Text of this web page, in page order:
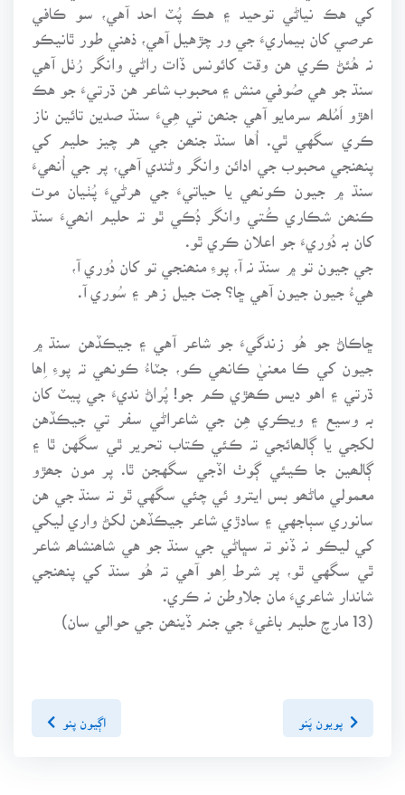
کي هڪ نياڻي توحيد ۽ هڪ پُٽ احد آهي، سو ڪافي
عرصي کان بيماريءَ جي ور چڙهيل آهي، ذهني طور ٿانيڪو
نہ هُئڻ ڪري هن وقت کائونس ڏات راڻي وانگر رُٺل آهي
سنڌ جو هي صُوفي منش ۽ محبوب شاعر هن ڌرتيءَ جو هڪ
اهڙو اَمُلھہ سرمايو آهي جنھن تي هِيءَ سنڌ صدين تائين ناز
ڪري سگهي ٿي. اُها سنڌ جنھن جي هر چيز حليم کي
پنھنجي محبوب جي ادائن وانگر وڻندي آهي، پر جي اُنھيءَ
سنڌ ۾ جيون ڪونھي يا حياتيءَ جي هرڻيءَ پُٺيان موت
ڪنھن شڪاري ڪُتي وانگر ڊُڪي ٿو تہ حليم انھيءَ سنڌ
کان بہ دُوريءَ جو اعلان ڪري ٿو.
جي جيون تو ۾ سنڌ نہ آ، پوءِ منھنجي تو کان دُوري آ،
هيءُ جيون جيون آهي ڇا؟ جت جيل زهر ۽ سُوري آ.
ڇاڪاڻ جو هُو زندگيءَ جو شاعر آهي ۽ جيڪڏهن سنڌ ۾
جيون کي ڪا معنيٰ ڪانھي ڪو، جٽاءُ ڪونھي تہ پوءِ اِها
ڌرتي ۽ اهو ديس ڪھڙي ڪم جو! پُراڻ نديءَ جي پيٽ کان
بہ وسيع ۽ ويڪري هِن جي شاعراڻي سفر تي جيڪڏهن
لکجي يا ڳالھائجي تہ ڪئي ڪتاب تحرير ٿي سگهن ٿا ۽
ڳالھين جا ڪيئي ڳوٺ اڏجي سگهجن ٿا. پر مون جھڙو
معمولي ماڻھو بس ايترو ئي چئي سگهي ٿو تہ سنڌ جي هن
سانوري سٻاجهي ۽ سادڙي شاعر جيڪڏهن لکڻ واري ليکي
کي ليڪو نہ ڏنو تہ سڀاڻي جي سنڌ جو هي شاھنشاھہ شاعر
ٿي سگهي ٿو، پر شرط اِهو آهي تہ هُو سنڌ کي پنھنجي
شاندار شاعريءَ مان جلاوطن نہ ڪري.
(13 مارچ حليم باغيءَ جي جنم ڏينھن جي حوالي سان)
پويون پَنو اڳيون پنو